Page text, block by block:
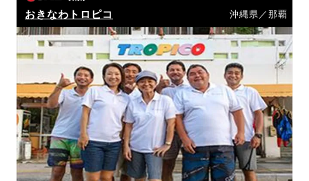
おきなわトロピコ 沖縄県／那覇